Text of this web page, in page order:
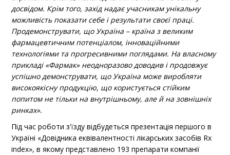
досвідом. Крім того, захід надає учасникам унікальну
можливість показати себе і результати своєї праці.
Продемонструвати, що Україна – країна з великим
фармацевтичним потенціалом, інноваційними
технологіями та прогресивними поглядами. На власному
прикладі «Фармак» неодноразово доводив і продовжує
успішно демонструвати, що Україна може виробляти
високоякісну продукцію, що користується стійким
попитом не тільки на внутрішньому, але й на зовнішніх
ринках».
Під час роботи з'їзду відбудеться презентація першого в
Україні «Довідника еквівалентності лікарських засобів Rx
index», в якому представлено 193 препарати компанії